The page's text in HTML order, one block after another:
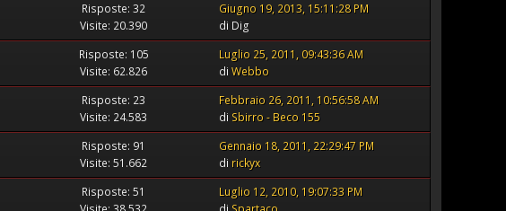
Risposte: 32
Visite: 20.390
Giugno 19, 2013, 15:11:28 PM
di Dig
Risposte: 105
Visite: 62.826
Luglio 25, 2011, 09:43:36 AM
diWebbo
Risposte: 23
Visite: 24.583
Febbraio 26, 2011, 10:56:58 AM
di Sbirro - Beco 155
Risposte: 91
Visite: 51.662
Gennaio 18, 2011, 22:29:47 PM
di rickyx
Risposte: 51
Luglio 12, 2010, 19:07:33 PM